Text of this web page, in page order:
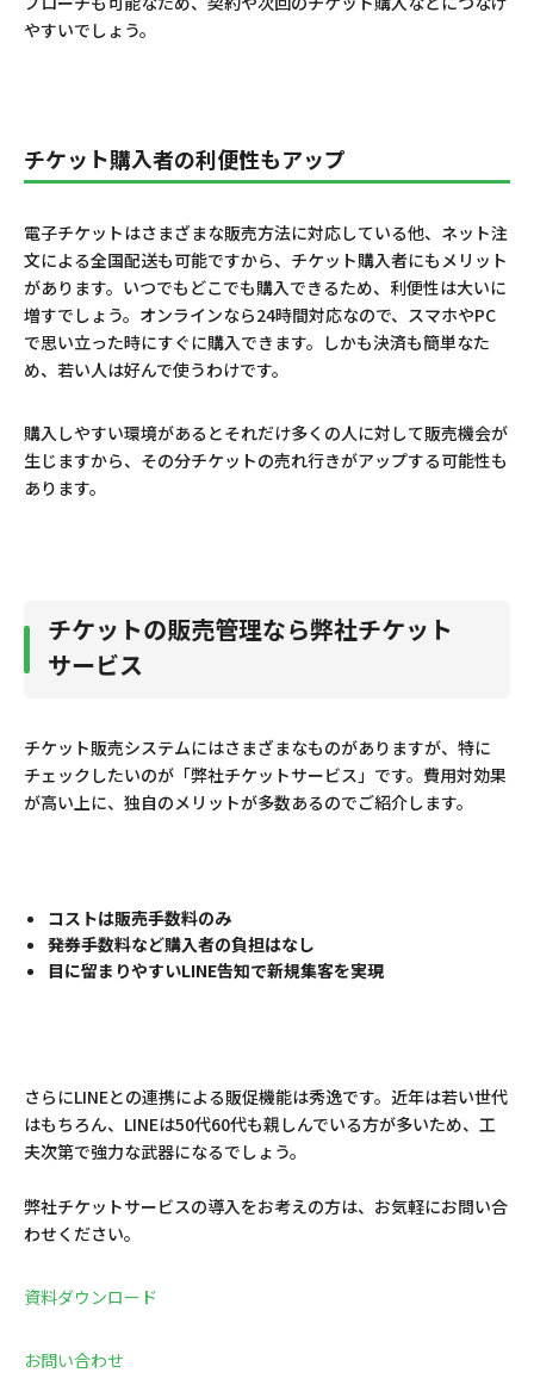
やすいでしょう。
チケット購入者の利便性もアップ
電子チケットはさまざまな販売方法に対応している他、ネット注
文による全国配送も可能ですから、チケット購入者にもメリット
があります。いつでもどこでも購入できるため、利便性は大いに
増すでしょう。オンラインなら24時間対応なので、スマホやPC
で思い立った時にすぐに購入できます。しかも決済も簡単なた
め、若い人は好んで使うわけです。
購入しやすい環境があるとそれだけ多くの人に対して販売機会が
生じますから、その分チケットの売れ行きがアップする可能性も
あります。
チケットの販売管理なら弊社チケット
サービス
チケット販売システムにはさまざまなものがありますが、特に
チェックしたいのが「弊社チケットサービス」です。費用対効果
が高い上に、独自のメリットが多数あるのでご紹介します。
コストは販売手数料のみ
発券手数料など購入者の負担はなし
目に留まりやすいLINE告知で新規集客を実現
さらにLINEとの連携による販促機能は秀逸です。近年は若い世代
はもちろん、LINEは50代60代も親しんでいる方が多いため、工
夫次第で強力な武器になるでしょう。
弊社チケットサービスの導入をお考えの方は、お気軽にお問い合
わせください。
資料ダウンロード
お問い合わせ